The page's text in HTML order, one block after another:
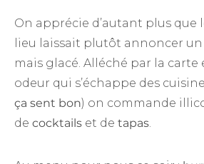
On apprécie d’autant plus que
lieu laissait plutôt annoncer
mais glacé. Alléché par la
odeur qui s’échappe des
ça sent bon) on commande
de cocktails et de tapas.